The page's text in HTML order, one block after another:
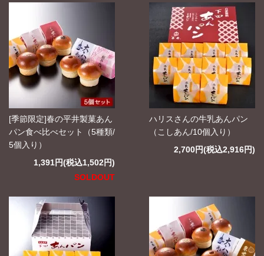
[季節限定]春の平井製菓あん
パン食べ比べセット（5種類/
5個入り）
1,391円(税込1,502円)
SOLDOUT
ハリスさんの牛乳あんパン
（こしあん/10個入り）
2,700円(税込2,916円)